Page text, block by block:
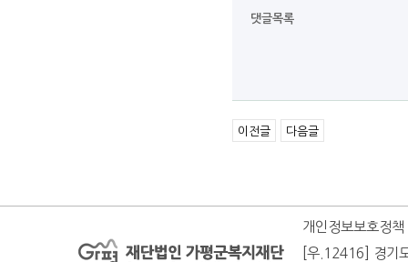
댓글목록
이전글 다음글
개인정보보호정책
[우.12416] 경